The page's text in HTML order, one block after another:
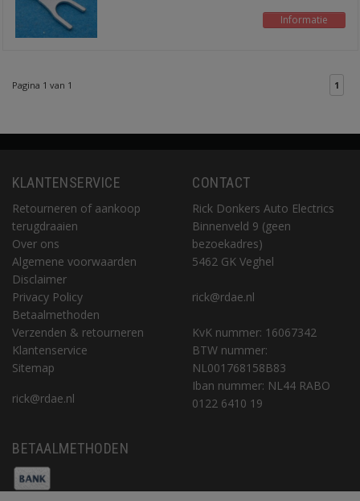
Informatie
Pagina 1 van 1 1
KLANTENSERVICE
Retourneren of aankoop
terugdraaien
Over ons
Algemene voorwaarden
Disclaimer
Privacy Policy
Betaalmethoden
Verzenden & retourneren
Klantenservice
Sitemap
rick@rdae.nl
CONTACT
Rick Donkers Auto Electrics
Binnenveld 9 (geen
bezoekadres)
5462 GK Veghel
rick@rdae.nl
KvK nummer: 16067342
BTW nummer:
NL001768158B83
Iban nummer: NL44 RABO
0122 6410 19
BETAALMETHODEN